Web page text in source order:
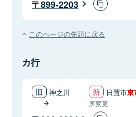
899-2203
このページの先頭に戻る
カ行
神之川 日置市東
所変更